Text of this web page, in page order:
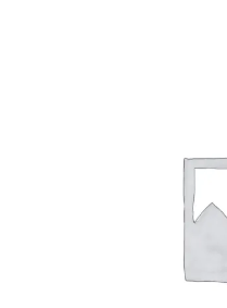
Согласен с
данных в